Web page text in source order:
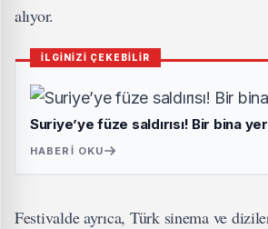
alıyor.
İLGİNİZİ ÇEKEBİLİR
Suriye’ye füze saldırısı! Bir bina
HABERI OKU
Festivalde ayrıca, Türk sinema ve